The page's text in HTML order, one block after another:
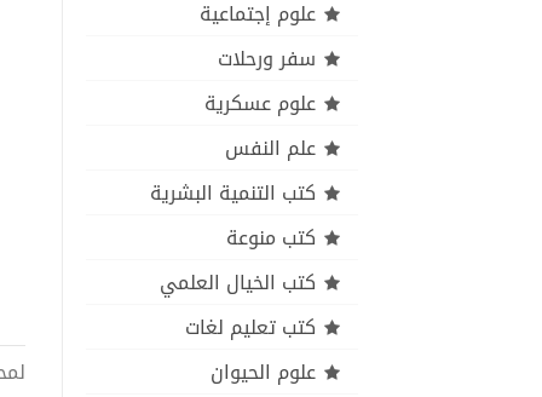
علوم إجتماعية
سفر ورحلات
علوم عسكرية
علم النفس
كتب التنمية البشرية
كتب منوعة
كتب الخيال العلمي
كتب تعليم لغات
علوم الحيوان